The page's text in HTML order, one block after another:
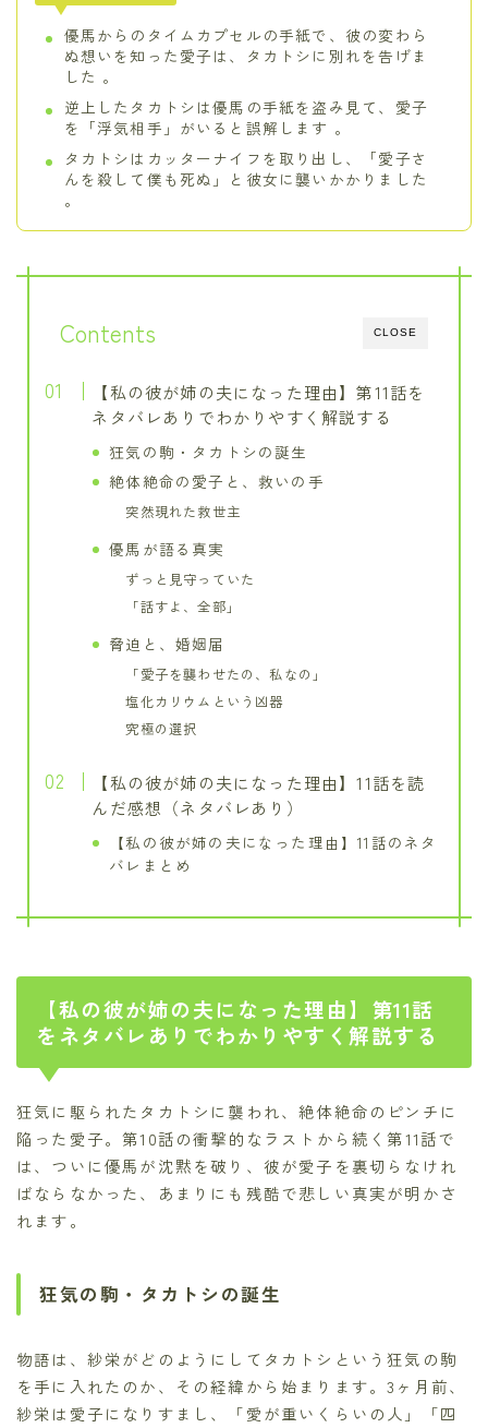
優馬からのタイムカプセルの手紙で、彼の変わら
ぬ想いを知った愛子は、タカトシに別れを告げま
した 。
逆上したタカトシは優馬の手紙を盗み見て、愛子
を「浮気相手」がいると誤解します 。
タカトシはカッターナイフを取り出し、「愛子さ
んを殺して僕も死ぬ」と彼女に襲いかかりました
。
CLOSE
Contents
【私の彼が姉の夫になった理由】第11話を
ネタバレありでわかりやすく解説する
狂気の駒・タカトシの誕生
絶体絶命の愛子と、救いの手
突然現れた救世主
優馬が語る真実
ずっと見守っていた
「話すよ、全部」
脅迫と、婚姻届
「愛子を襲わせたの、私なの」
塩化カリウムという凶器
究極の選択
【私の彼が姉の夫になった理由】11話を読
んだ感想（ネタバレあり）
【私の彼が姉の夫になった理由】11話のネタ
バレまとめ
【私の彼が姉の夫になった理由】第11話
をネタバレありでわかりやすく解説する
狂気に駆られたタカトシに襲われ、絶体絶命のピンチに
陥った愛子。第10話の衝撃的なラストから続く第11話で
は、ついに優馬が沈黙を破り、彼が愛子を裏切らなけれ
ばならなかった、あまりにも残酷で悲しい真実が明かさ
れます。
狂気の駒・タカトシの誕生
物語は、紗栄がどのようにしてタカトシという狂気の駒
を手に入れたのか、その経緯から始まります。3ヶ月前、
紗栄は愛子になりすまし、「愛が重いくらいの人」「四